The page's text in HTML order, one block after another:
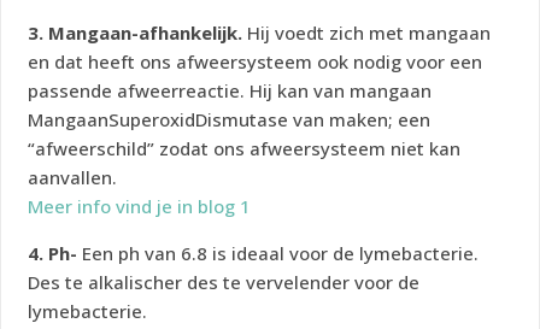
3. Mangaan-afhankelijk. Hij voedt zich met mangaan
en dat heeft ons afweersysteem ook nodig voor een
passende afweerreactie. Hij kan van mangaan
MangaanSuperoxidDismutase van maken; een
“afweerschild” zodat ons afweersysteem niet kan
aanvallen.
Meer info vind je in blog 1
4. Ph- Een ph van 6.8 is ideaal voor de lymebacterie.
Des te alkalischer des te vervelender voor de
lymebacterie.